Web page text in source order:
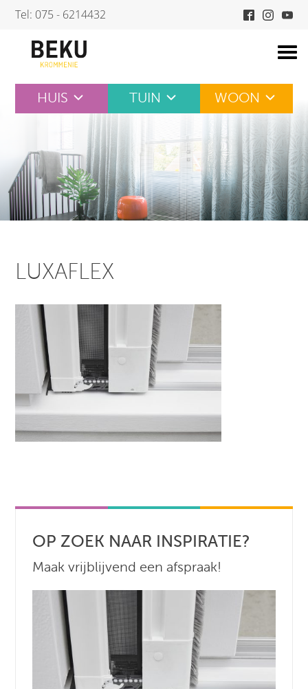
Skip
content
Tel: 075 - 6214432
HUIS TUIN WOON
LUXAFLEX
OP ZOEK NAAR INSPIRATIE?
Maak vrijblijvend een afspraak!